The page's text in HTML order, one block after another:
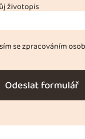
životopis
se zpracováním
Odeslat formulář